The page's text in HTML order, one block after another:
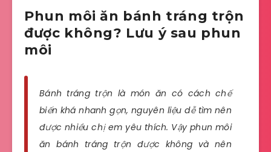
Phun môi ăn bánh tráng trộn
được không? Lưu ý sau phun
môi
Bánh tráng trộn là món ăn có cách chế
biến khá nhanh gọn, nguyên liệu dễ tìm nên
được nhiều chị em yêu thích. Vậy phun môi
ăn bánh tráng trộn được không và nên